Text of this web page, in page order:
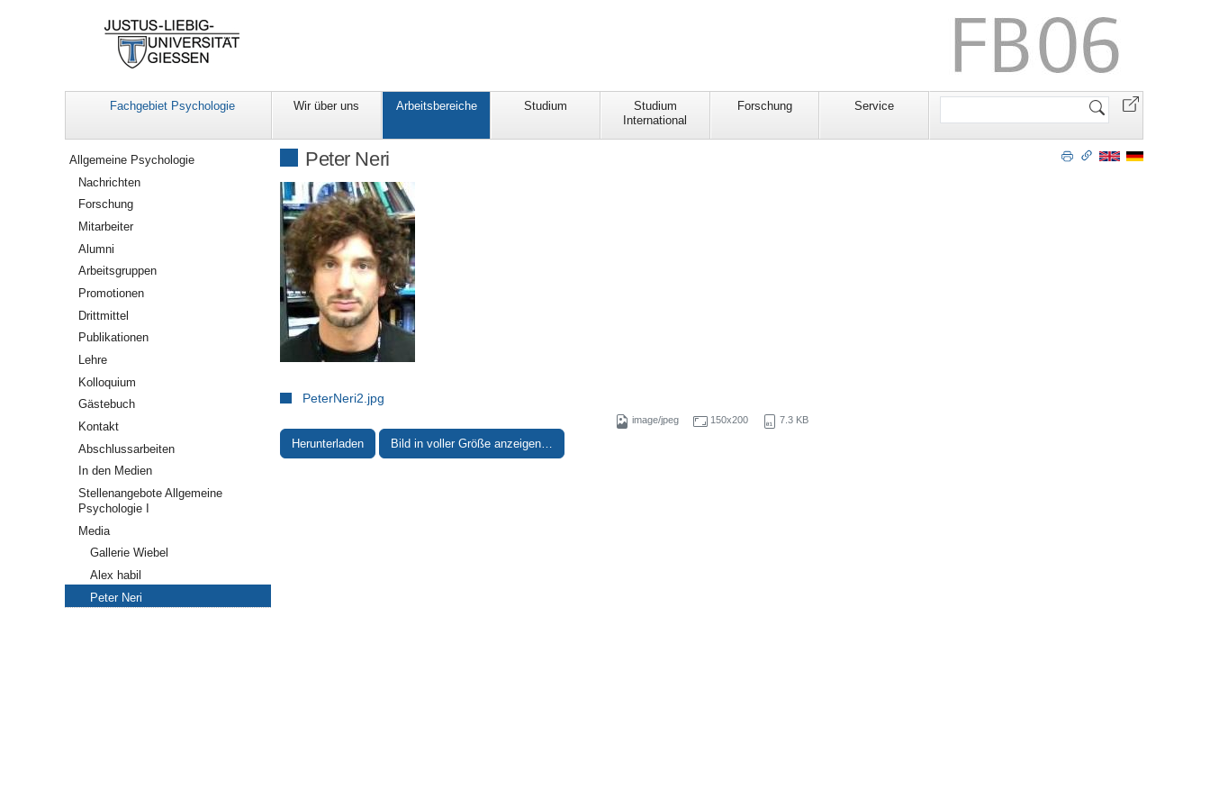
Fachgebiet Psychologie Wir über uns Arbeitsbereiche Studium
Studium
International
Forschung Service
Website
Peter Neri
PeterNeri2.jpg
image/jpeg 150x200 7.3 KB
Herunterladen Bild in voller Größe anzeigen…
Navigation
Allgemeine Psychologie
Nachrichten
Forschung
Mitarbeiter
Alumni
Arbeitsgruppen
Promotionen
Drittmittel
Publikationen
Lehre
Kolloquium
Gästebuch
Kontakt
Abschlussarbeiten
In den Medien
Stellenangebote Allgemeine
Psychologie I
Media
Gallerie Wiebel
Alex habil
Peter Neri